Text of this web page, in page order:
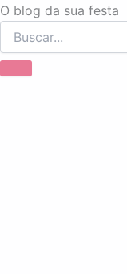
O blog da sua festa
Ir
para
o
conteúdo